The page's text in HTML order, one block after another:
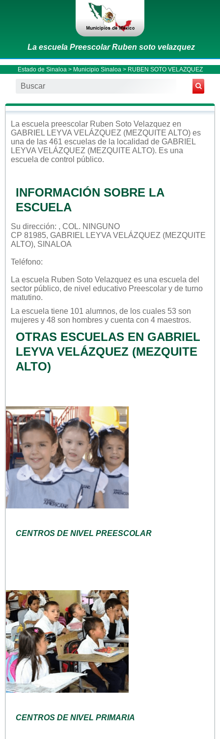
La escuela Preescolar Ruben soto velazquez
Estado de Sinaloa > Municipio Sinaloa > RUBEN SOTO VELAZQUEZ
La escuela preescolar Ruben Soto Velazquez en
GABRIEL LEYVA VELÁZQUEZ (MEZQUITE ALTO) es
una de las 461 escuelas de la localidad de GABRIEL
LEYVA VELÁZQUEZ (MEZQUITE ALTO). Es una
escuela de control público.
INFORMACIÓN SOBRE LA
ESCUELA
Su dirección: , COL. NINGUNO
CP 81985, GABRIEL LEYVA VELÁZQUEZ (MEZQUITE
ALTO), SINALOA
Teléfono:
La escuela Ruben Soto Velazquez es una escuela del
sector público, de nivel educativo Preescolar y de turno
matutino.
La escuela tiene 101 alumnos, de los cuales 53 son
mujeres y 48 son hombres y cuenta con 4 maestros.
OTRAS ESCUELAS EN GABRIEL
LEYVA VELÁZQUEZ (MEZQUITE
ALTO)
CENTROS DE NIVEL PREESCOLAR
CENTROS DE NIVEL PRIMARIA